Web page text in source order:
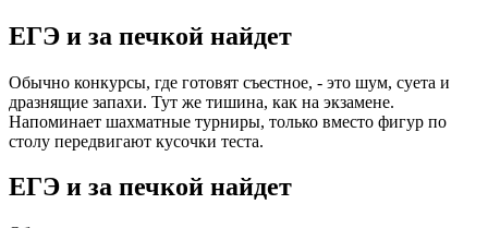
ЕГЭ и за печкой найдет
Обычно конкурсы, где готовят съестное, - это шум, суета и
дразнящие запахи. Тут же тишина, как на экзамене.
Напоминает шахматные турниры, только вместо фигур по
столу передвигают кусочки теста.
ЕГЭ и за печкой найдет